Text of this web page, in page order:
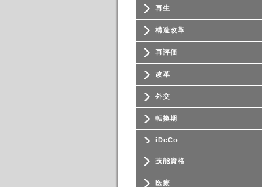
再生
構造改革
再評価
改革
外交
転換期
iDeCo
技能資格
医療